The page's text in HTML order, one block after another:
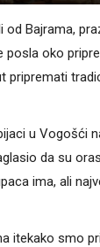
od Bajrama,
posla oko
pripremati
u Vogošći
da su
ima, ali
itekako smo